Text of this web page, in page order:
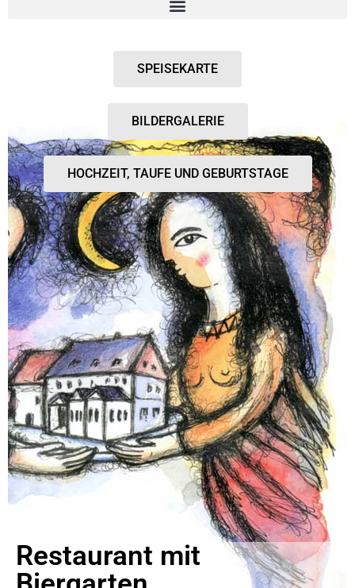
SPEISEKARTE
BILDERGALERIE
HOCHZEIT, TAUFE UND GEBURTSTAGE
Restaurant mit